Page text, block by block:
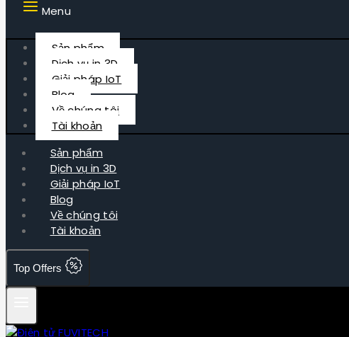
Menu
Sản phẩm
Dịch vụ in 3D
Giải pháp IoT
Blog
Về chúng tôi
Tài khoản
Sản phẩm
Dịch vụ in 3D
Giải pháp IoT
Blog
Về chúng tôi
Tài khoản
Top Offers